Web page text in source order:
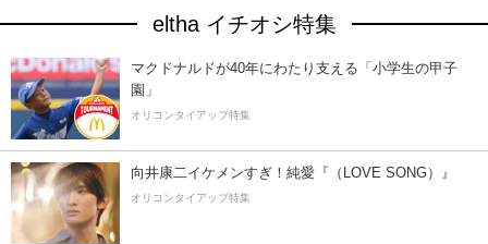
eltha イチオシ特集
マクドナルドが40年にわたり支える「小学生の甲子
園」
オリコンタイアップ特集
向井康二イケメンすぎ！純愛『（LOVE SONG）』
オリコンタイアップ特集